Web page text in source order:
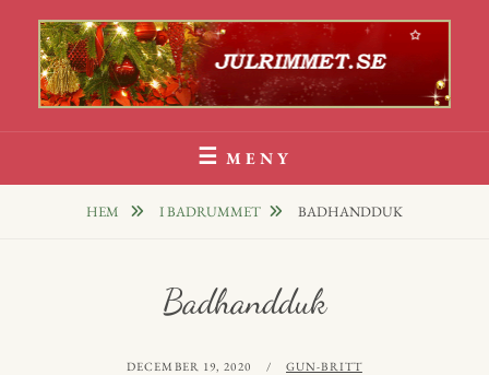
innehåll
Julrim Och Julklappsrim
MENY
HEM I BADRUMMET BADHANDDUK
Badhandduk
PUBLICERAT
DECEMBER 19, 2020 AV
GUN-BRITT